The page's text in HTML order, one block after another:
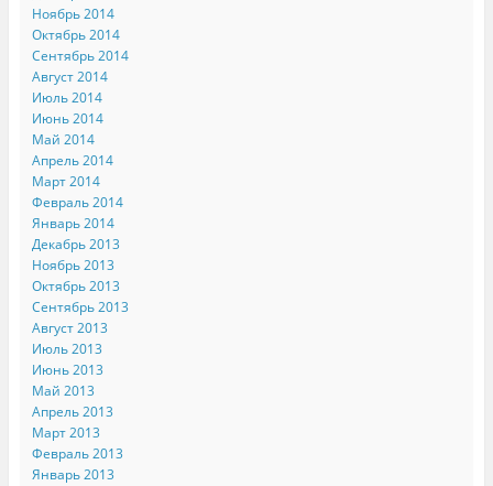
Ноябрь 2014
Октябрь 2014
Сентябрь 2014
Август 2014
Июль 2014
Июнь 2014
Май 2014
Апрель 2014
Март 2014
Февраль 2014
Январь 2014
Декабрь 2013
Ноябрь 2013
Октябрь 2013
Сентябрь 2013
Август 2013
Июль 2013
Июнь 2013
Май 2013
Апрель 2013
Март 2013
Февраль 2013
Январь 2013